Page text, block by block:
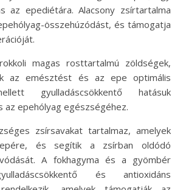
az epediétára. Alacsony zsírtartalma
összehúzódást, és támogatja
magas rosttartalmú zöldségek,
az emésztést és az epe optimális
gyulladáscsökkentő hatásuk
az epehólyag egészségéhez.
zsírsavakat tartalmaz, amelyek
és segítik a zsírban oldódó
A fokhagyma és a gyömbér
és antioxidáns